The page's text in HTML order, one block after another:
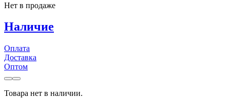
Нет в продаже
Наличие
Оплата
Доставка
Оптом
Товара нет в наличии.